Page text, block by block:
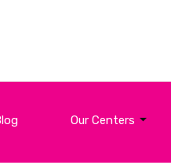
Our Centers